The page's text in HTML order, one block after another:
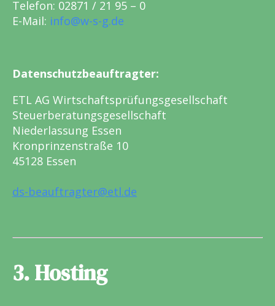
Telefon: 02871 / 21 95 – 0
E-Mail: info@w-s-g.de
Datenschutzbeauftragter:
ETL AG Wirtschaftsprüfungsgesellschaft
Steuerberatungsgesellschaft
Niederlassung Essen
Kronprinzenstraße 10
45128 Essen
ds-beauftragter@etl.de
3. Hosting